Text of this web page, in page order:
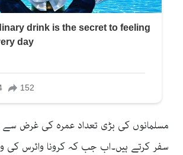
مسلمانوں کی بڑی تعداد عمرہ کی غرض سے
سفر کرتے ہیں۔اب جب کہ کرونا وائرس